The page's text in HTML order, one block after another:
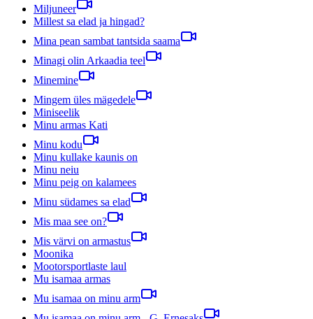
Miljuneer
Millest sa elad ja hingad?
Mina pean sambat tantsida saama
Minagi olin Arkaadia teel
Minemine
Mingem üles mägedele
Miniseelik
Minu armas Kati
Minu kodu
Minu kullake kaunis on
Minu neiu
Minu peig on kalamees
Minu südames sa elad
Mis maa see on?
Mis värvi on armastus
Moonika
Mootorsportlaste laul
Mu isamaa armas
Mu isamaa on minu arm